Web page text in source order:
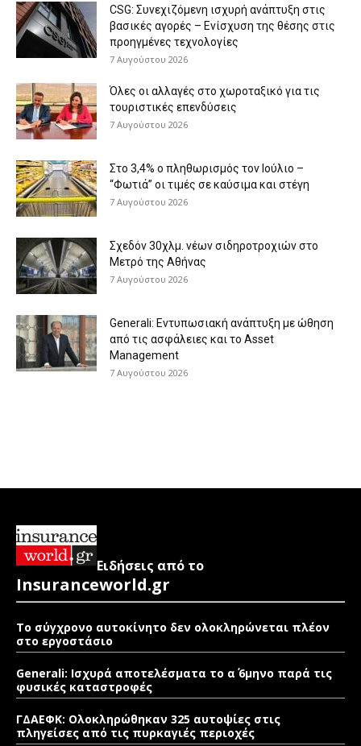
CSG: Συνεχιζόμενη ισχυρή ανάπτυξη στις
βασικές αγορές – Ενίσχυση της θέσης στις
προηγμένες τεχνολογίες
7 Αυγούστου 2026
Όλες οι αλλαγές στο χωροταξικό για τις
τουριστικές επενδύσεις
7 Αυγούστου 2026
Στο 3,4% ο πληθωρισμός τον Ιούλιο –
“Φωτιά” οι τιμές σε καύσιμα και στέγη
7 Αυγούστου 2026
Σχεδόν 30χλμ. νέων σιδηροτροχιών στο
Μετρό της Αθήνας
7 Αυγούστου 2026
Generali: Eντυπωσιακή ανάπτυξη με ώθηση
από τις ασφάλειες και το Asset
Management
7 Αυγούστου 2026
Ειδήσεις από το
Insuranceworld.gr
Το σύγχρονο αυτοκίνητο δεν ολοκληρώνεται πλέον
στο εργοστάσιο
Generali: Ισχυρά αποτελέσματα το α΄ 6μηνο παρά τις
φυσικές καταστροφές
ΓΔΑΕΦΚ: Ολοκληρώθηκαν 325 αυτοψίες στις
πληγείσες από τις πυρκαγιές περιοχές